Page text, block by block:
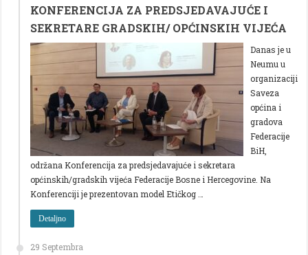
KONFERENCIJA ZA PREDSJEDAVAJUĆE I
SEKRETARE GRADSKIH/ OPĆINSKIH VIJEĆA
Danas je u
Neumu u
organizaciji
Saveza
općina i
gradova
Federacije
BiH,
održana Konferencija za predsjedavajuće i sekretara
općinskih/gradskih vijeća Federacije Bosne i Hercegovine. Na
Konferenciji je prezentovan model Etičkog …
Detaljno
29 Septembra